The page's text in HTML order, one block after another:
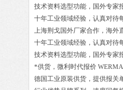
技术资料选型功能，国外专家
十年工业领域经验，认真对待
上海荆戈国外厂家合作，海外
十年工业领域经验，认真对待
技术资料选型功能，国外专家
*供货，微利时代报价
德国工业原装供货，提供报关